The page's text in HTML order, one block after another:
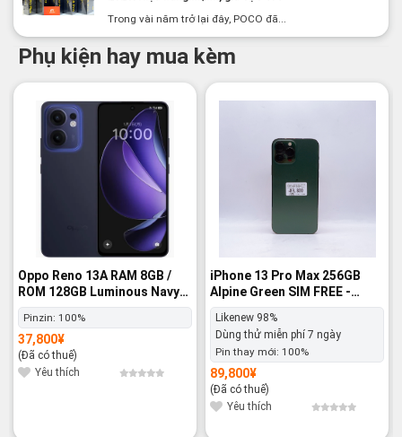
Trong vài năm trở lại đây, POCO đã...
Phụ kiện hay mua kèm
Oppo Reno 13A RAM 8GB /
ROM 128GB Luminous Navy
SIM FREE - Nguyên hộp
Pinzin: 100%
37,800¥
(Đã có thuế)
Yêu thích
iPhone 13 Pro Max 256GB
Alpine Green SIM FREE -
Likenew 98%
Likenew 98%
Dùng thử miễn phí 7 ngày
Pin thay mới: 100%
89,800¥
(Đã có thuế)
Yêu thích